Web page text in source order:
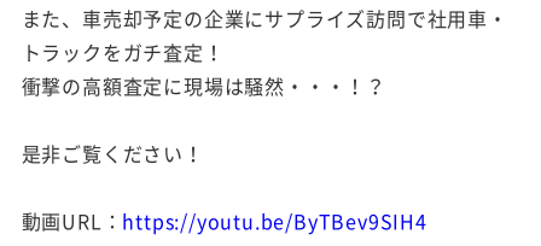
また、車売却予定の企業にサプライズ訪問で社用車・
トラックをガチ査定！
衝撃の高額査定に現場は騒然・・・！？
是非ご覧ください！
動画URL： https://youtu.be/ByTBev9SIH4